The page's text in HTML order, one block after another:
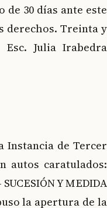
de 30 días ante este
derechos. Treinta y
Julia Irabedra
Instancia de Tercer
autos caratulados:
SUCESIÓN Y MEDIDA
la apertura de la